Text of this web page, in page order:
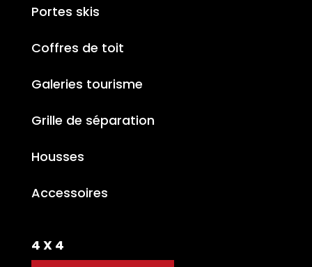
Portes skis
Coffres de toit
Galeries tourisme
Grille de séparation
Housses
Accessoires
4 X 4